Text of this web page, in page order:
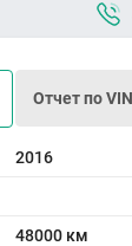
Отчет по VIN
2016
48000 км